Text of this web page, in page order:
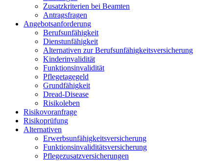
Zusatzkriterien bei Beamten
Antragsfragen
Angebotsanforderung
Berufsunfähigkeit
Dienstunfähigkeit
Alternativen zur Berufsunfähigkeitsversicherung
Kinderinvalidität
Funktionsinvalidität
Pflegetagegeld
Grundfähigkeit
Dread-Disease
Risikoleben
Risikovoranfrage
Risikoprüfung
Alternativen
Erwerbsunfähigkeitsversicherung
Funktionsinvaliditätsversicherung
Pflegezusatzversicherungen